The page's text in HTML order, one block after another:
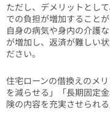
ただし、デメリットとし
での負担が増加すること
自身の病気や身内の介護
が増加し、返済が難しい
ださい。
住宅ローンの借換えのメ
を減らせる」「長期固定
険の内容を充実させられる